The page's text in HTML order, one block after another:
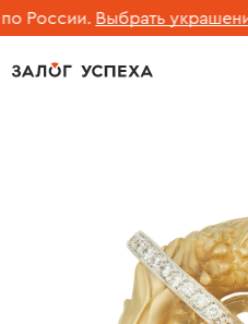
России. Выбрать украшение